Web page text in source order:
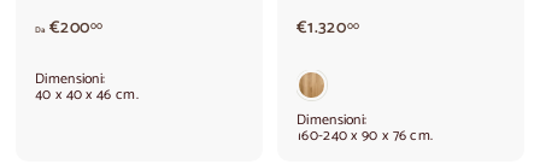
Da €20000A
a
r
Dimensioni:
40 x 40 x 46 cm.
€1.32000€
2
0
Dimensioni:
160-240 x 90 x 76 cm.